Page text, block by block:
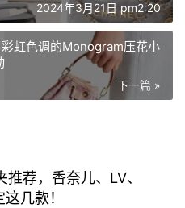
2024年3月21日 pm2:20
虹色调的Monogram压花小
下一篇 »
荐，香奈儿、LV、
几款！